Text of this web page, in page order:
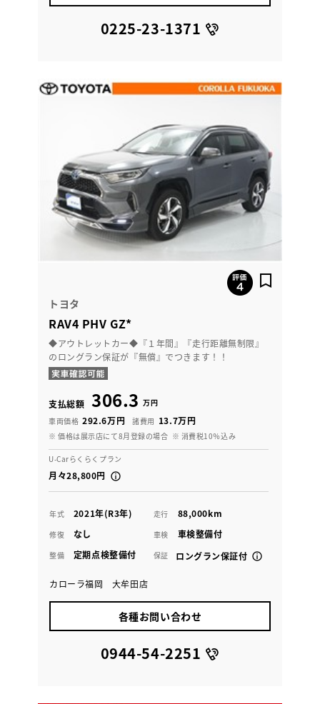
0225-23-1371
トヨタ
RAV4 PHV GZ*
◆アウトレットカー◆『１年間』『走行距離無制限』
のロングラン保証が『無償』でつきます！！
支払総額 306.3 万円
車両価格 292.6万円 諸費用 13.7万円
※ 価格は展示店にて8月登録の場合 ※ 消費税10％込み
U-Carらくらくプラン
月々28,800円
年式 2021年(R3年) 走行 88,000km
修復 なし 車検 車検整備付
整備 定期点検整備付 保証 ロングラン保証付
カローラ福岡 大牟田店
各種お問い合わせ
0944-54-2251